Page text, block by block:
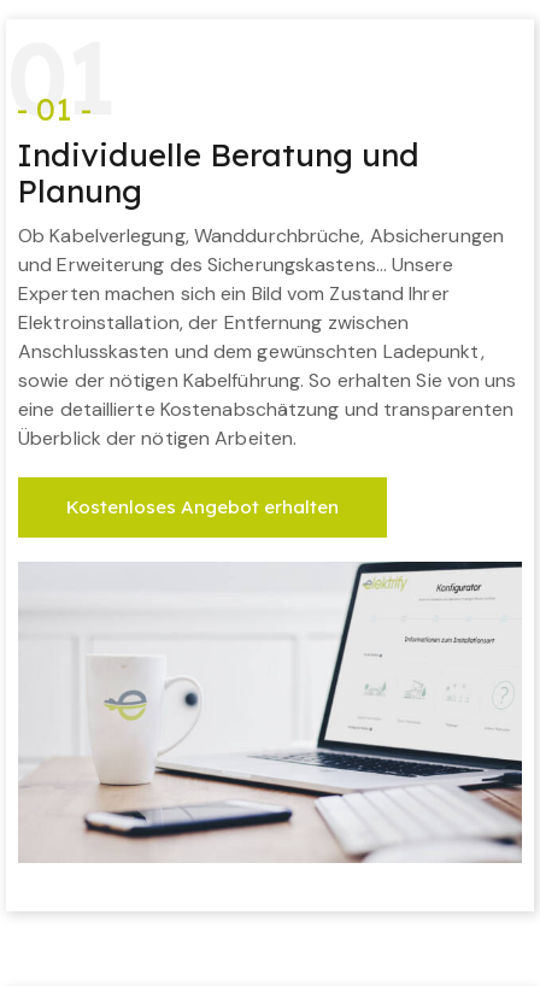
01
- 01 -
Individuelle Beratung und
Planung
Ob Kabelverlegung, Wanddurchbrüche, Absicherungen
und Erweiterung des Sicherungskastens… Unsere
Experten machen sich ein Bild vom Zustand Ihrer
Elektroinstallation, der Entfernung zwischen
Anschlusskasten und dem gewünschten Ladepunkt,
sowie der nötigen Kabelführung. So erhalten Sie von uns
eine detaillierte Kostenabschätzung und transparenten
Überblick der nötigen Arbeiten.
Kostenloses Angebot erhalten